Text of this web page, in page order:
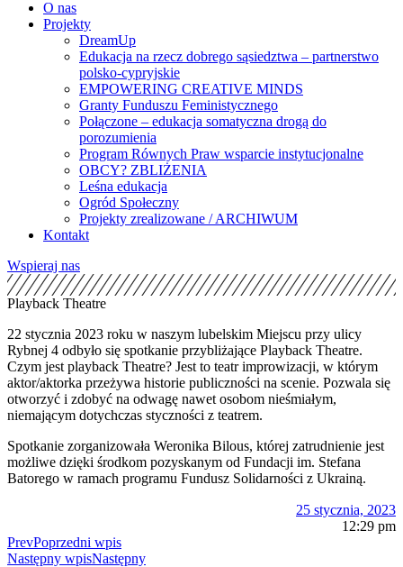
O nas
Projekty
DreamUp
Edukacja na rzecz dobrego sąsiedztwa – partnerstwo
polsko-cypryjskie
EMPOWERING CREATIVE MINDS
Granty Funduszu Feministycznego
Połączone – edukacja somatyczna drogą do
porozumienia
Program Równych Praw wsparcie instytucjonalne
OBCY? ZBLIŻENIA
Leśna edukacja
Ogród Społeczny
Projekty zrealizowane / ARCHIWUM
Kontakt
Wspieraj nas
Playback Theatre
22 stycznia 2023 roku w naszym lubelskim Miejscu przy ulicy
Rybnej 4 odbyło się spotkanie przybliżające Playback Theatre.
Czym jest playback Theatre? Jest to teatr improwizacji, w którym
aktor/aktorka przeżywa historie publiczności na scenie. Pozwala się
otworzyć i zdobyć na odwagę nawet osobom nieśmiałym,
niemającym dotychczas styczności z teatrem.
Spotkanie zorganizowała Weronika Bilous, której zatrudnienie jest
możliwe dzięki środkom pozyskanym od Fundacji im. Stefana
Batorego w ramach programu Fundusz Solidarności z Ukrainą.
25 stycznia, 2023
12:29 pm
PrevPoprzedni wpis
Następny wpisNastępny